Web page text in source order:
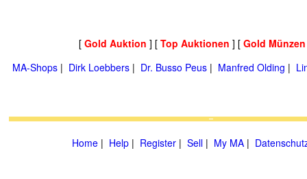
[ Gold Auktion ] [ Top Auktionen ] [ Gold
MA-Shops | Dirk Loebbers | Dr. Busso Peus | Manfred Olding |
Home | Help | Register | Sell | My MA |